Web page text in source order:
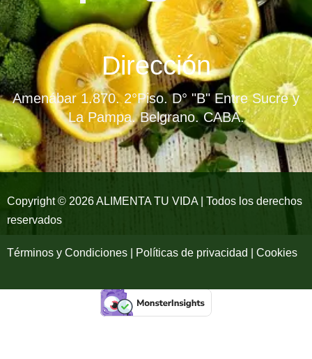
c
e
b
o
o
k
-
s
t
a
g
r
a
m
u
t
u
b
e
Dirección
Amenábar 1.870. 2°Piso. D° "B" Entre Sucre y
La Pampa. Belgrano. CABA.
Copyright © 2026 ALIMENTA TU VIDA | Todos los derechos
reservados
Términos y Condiciones | Políticas de privacidad | Cookies